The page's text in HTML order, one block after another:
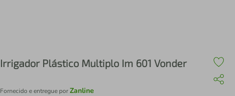
Irrigador Plástico Multiplo Im 601 Vonder
Fornecido e entregue porZanline